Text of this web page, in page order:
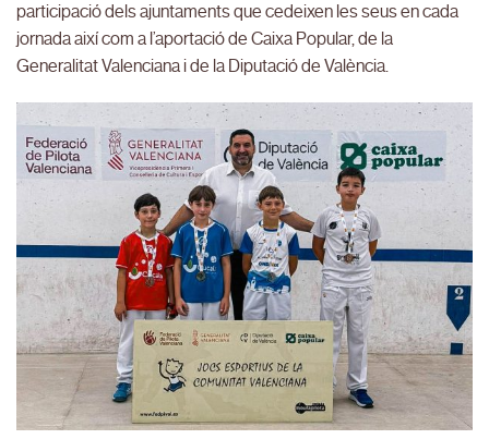
participació dels ajuntaments que cedeixen les seus en cada
jornada així com a l’aportació de Caixa Popular, de la
Generalitat Valenciana i de la Diputació de València.